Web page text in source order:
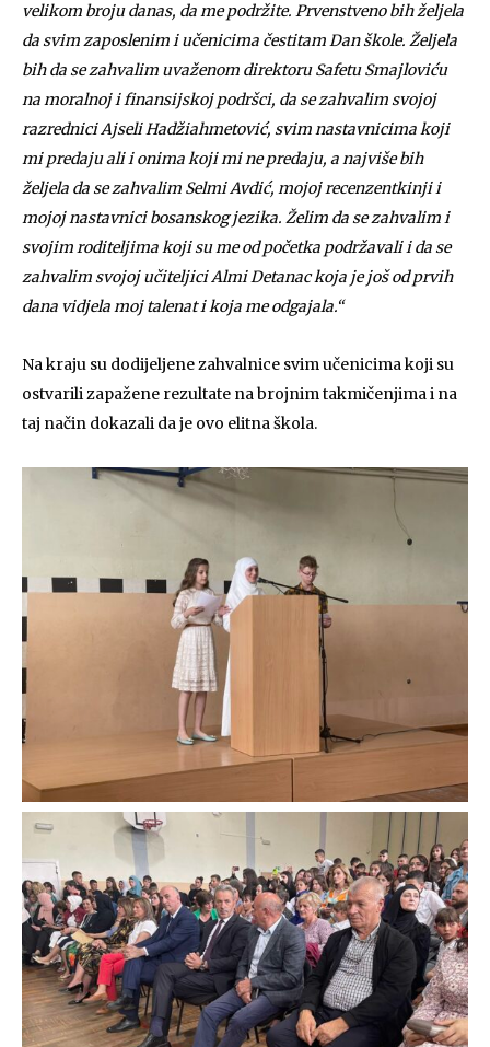
velikom broju danas, da me podržite. Prvenstveno bih željela
da svim zaposlenim i učenicima čestitam Dan škole. Željela
bih da se zahvalim uvaženom direktoru Safetu Smajloviću
na moralnoj i finansijskoj podršci, da se zahvalim svojoj
razrednici Ajseli Hadžiahmetović, svim nastavnicima koji
mi predaju ali i onima koji mi ne predaju, a najviše bih
željela da se zahvalim Selmi Avdić, mojoj recenzentkinji i
mojoj nastavnici bosanskog jezika. Želim da se zahvalim i
svojim roditeljima koji su me od početka podržavali i da se
zahvalim svojoj učiteljici Almi Detanac koja je još od prvih
dana vidjela moj talenat i koja me odgajala.“
Na kraju su dodijeljene zahvalnice svim učenicima koji su
ostvarili zapažene rezultate na brojnim takmičenjima i na
taj način dokazali da je ovo elitna škola.